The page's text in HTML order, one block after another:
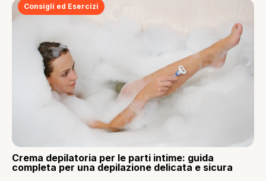
Consigli ed Esercizi
Crema depilatoria per le parti intime: guida
completa per una depilazione delicata e sicura